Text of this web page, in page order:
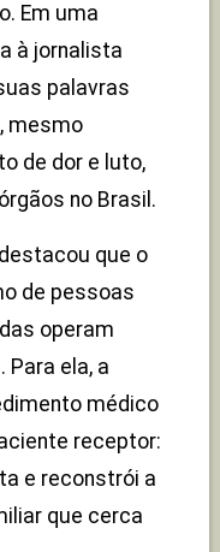
Em uma
à jornalista
palavras
mesmo
de dor e luto,
no Brasil.
que o
de pessoas
operam
ela, a
médico
receptor:
e reconstrói a
que cerca